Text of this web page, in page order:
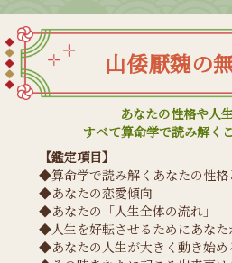
山倭厭魏の
あなたの性格や人
すべて算命学で読み解く
【鑑定項目】
◆算命学で読み解くあなたの性格
◆あなたの恋愛傾向
◆あなたの「人生全体の流れ」
◆人生を好転させるためにあなた
◆あなたの人生が大きく動き始め